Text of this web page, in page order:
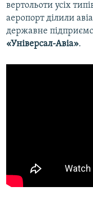
вертольоти усіх
аеропорт ділили
державне
«Універсал-Авіа».